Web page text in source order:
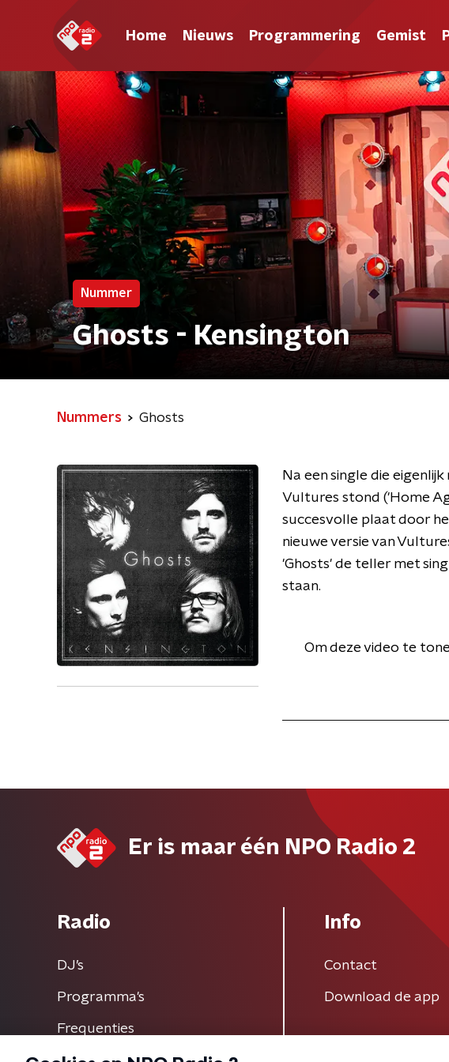
Home Nieuws Programmering Gemist
Nummer
Ghosts - Kensington
Nummers Ghosts
Na een single die
Vultures stond ('Home
succesvolle plaat door
nieuwe versie van
'Ghosts' de teller met
staan.
Om deze video te
Er is maar één NPO Radio 2
Radio
DJ’s
Programma's
Frequenties
Info
Contact
Download de app